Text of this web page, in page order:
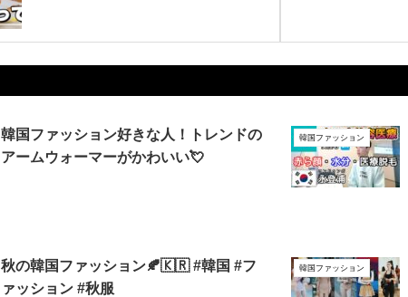
韓国ファッション好きな人！トレンドの
アームウォーマーがかわいい💘
韓国ファッション
秋の韓国ファッション🍂🇰🇷 #韓国 #フ
ァッション #秋服
韓国ファッション